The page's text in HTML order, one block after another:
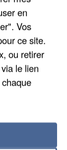
en
Vos
ce site.
ou retirer
le lien